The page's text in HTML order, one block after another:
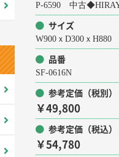
P-6590 中古
サイズ
W900ｘD300ｘH880
品番
SF-0616N
参考定価（税別）
￥49,800
参考定価（税込）
￥54,780